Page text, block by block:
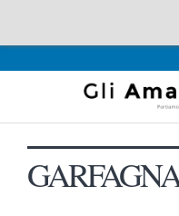
Recensioni
Interviste & Incontri
Bandi